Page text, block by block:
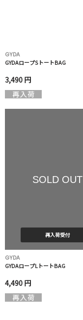
GYDA
GYDAロープSトートBAG
3,490 円
SOLD OUT
再入荷受付
GYDA
GYDAロープLトートBAG
4,490 円